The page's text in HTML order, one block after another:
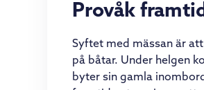
Provåk
Syftet med mässan är
på båtar. Under helgen
byter sin gamla